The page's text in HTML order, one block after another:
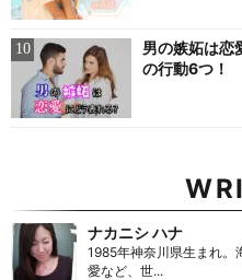
男の嫉妬は恋
の行動6つ！
ナカニシ ハナ
1985年神奈川県生まれ。
愛など、世...